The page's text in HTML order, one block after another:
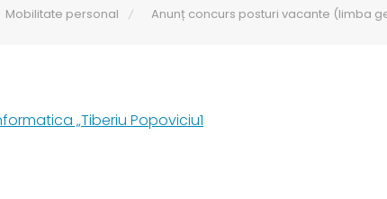
Mobilitate personal Anunț concurs posturi vacante (limba
„Tiberiu Popoviciu1